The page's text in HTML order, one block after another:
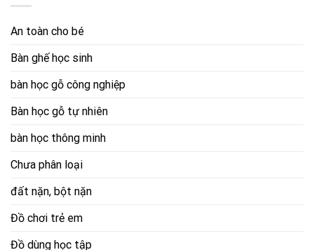
An toàn cho bé
Bàn ghế học sinh
bàn học gỗ công nghiệp
Bàn học gỗ tự nhiên
bàn học thông minh
Chưa phân loại
đất nặn, bột nặn
Đồ chơi trẻ em
Đồ dùng học tập